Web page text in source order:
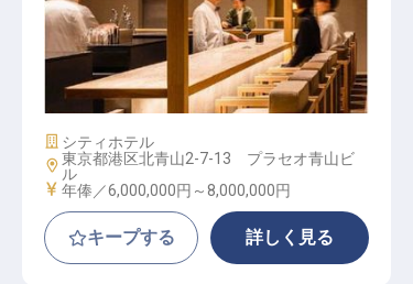
鮨店料理長│年俸600万円～800万円
／2027年新設／初代料理長として味
と哲学をつくる
施設業態
シティホテル
勤務地
東京都港区北青山2-7-13 プラセオ青山ビ
ル
給与
年俸／6,000,000円～8,000,000円
キープする 詳しく見る